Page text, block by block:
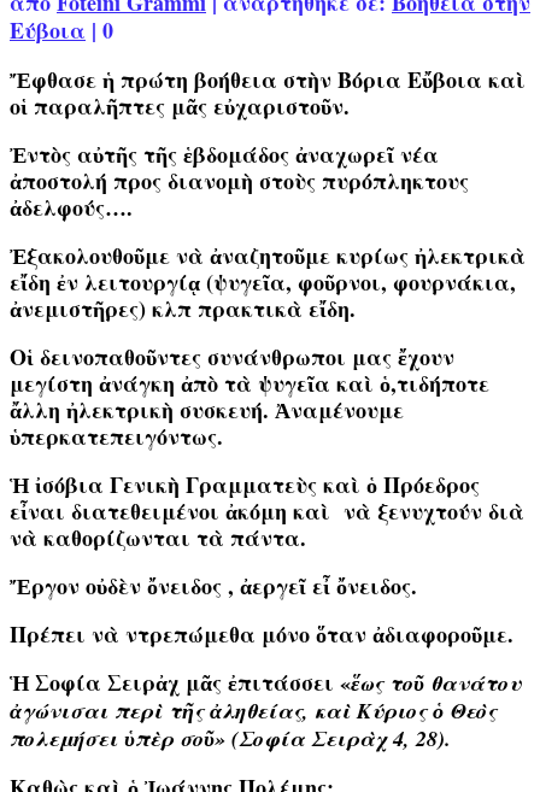
Εύβοια | 0
Ἔφθασε ἡ πρώτη βοήθεια στὴν Βόρια Εὔβοια καὶ
οἱ παραλῆπτες μᾶς εὐχαριστοῦν.
Ἐντὸς αὐτῆς τῆς ἑβδομάδος ἀναχωρεῖ νέα
ἀποστολή προς διανομὴ στοὺς πυρόπληκτους
ἀδελφούς….
Ἐξακολουθοῦμε νὰ ἀναζητοῦμε κυρίως ἠλεκτρικὰ
εἴδη ἐν λειτουργίᾳ (ψυγεῖα, φοῦρνοι, φουρνάκια,
ἀνεμιστῆρες) κλπ πρακτικὰ εἴδη.
Οἱ δεινοπαθοῦντες συνάνθρωποι μας ἔχουν
μεγίστη ἀνάγκη ἀπὸ τὰ ψυγεῖα καὶ ὁ,τιδήποτε
ἄλλη ἠλεκτρικὴ συσκευή. Ἀναμένουμε
ὑπερκατεπειγόντως.
Ἡ ἰσόβια Γενικὴ Γραμματεὺς καὶ ὁ Πρόεδρος
εἶναι διατεθειμένοι ἀκόμη καὶ νὰ ξενυχτούν διὰ
νὰ καθορίζωνται τὰ πάντα.
Ἔργον οὐδὲν ὄνειδος , ἀεργεῖ εἶ ὄνειδος.
Πρέπει νὰ ντρεπώμεθα μόνο ὅταν ἀδιαφοροῦμε.
Ἡ Σοφία Σειρἀχ μᾶς ἐπιτάσσει «ἕως τοῦ θανάτου
ἀγώνισαι περὶ τῆς ἀληθείας, καὶ Κύριος ὁ Θεὸς
πολεμήσει ὑπὲρ σοῦ» (Σοφία Σειρὰχ 4, 28).